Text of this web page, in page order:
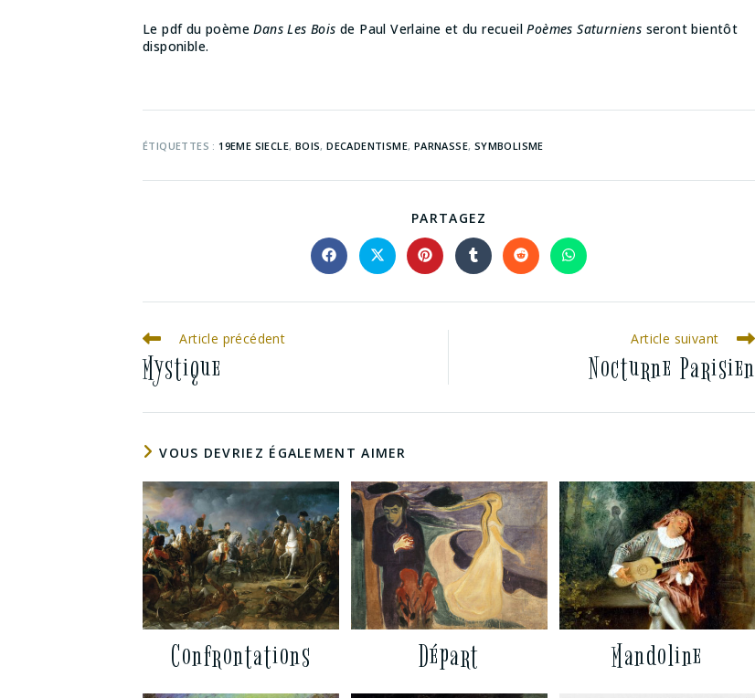
Le pdf du poèmeDans Les Bois de Paul Verlaine et du recueilPoèmes Saturniens seront bientôt
disponible.
ÉTIQUETTES :19EME SIECLE, BOIS, DECADENTISME, PARNASSE, SYMBOLISME
PARTAGEZ
Article précédent
Mystique
Article suivant
Nocturne Parisien
VOUS DEVRIEZ ÉGALEMENT AIMER
Confrontations Départ Mandoline